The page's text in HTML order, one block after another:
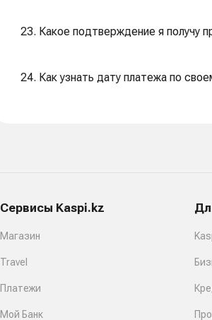
23. Какое подтверждение я получу
24. Как узнать дату платежа по
Сервисы Kaspi.kz
Магазин
Travel
Платежи
Мой Банк